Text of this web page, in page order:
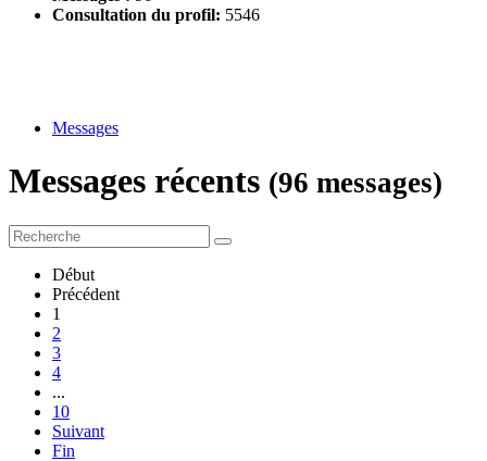
Consultation du profil: 5546
Messages
Messages récents (96 messages)
Début
Précédent
1
2
3
4
...
10
Suivant
Fin